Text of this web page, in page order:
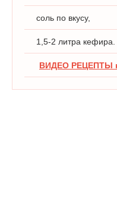
соль по вкусу,
1,5-2 литра кефира.
ВИДЕО РЕЦЕПТЫ